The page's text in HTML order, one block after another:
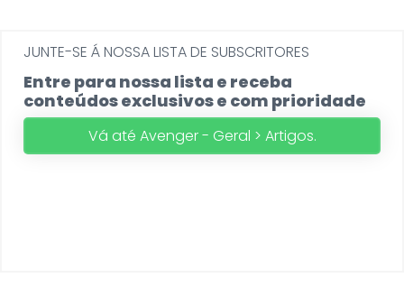
JUNTE-SE Á NOSSA LISTA DE SUBSCRITORES
Entre para nossa lista e receba
conteúdos exclusivos e com prioridade
Vá até Avenger - Geral > Artigos.